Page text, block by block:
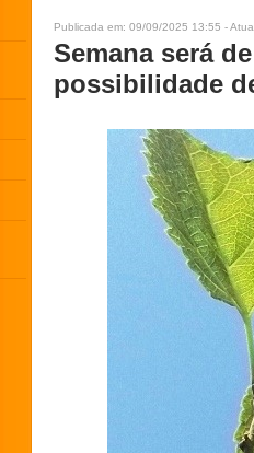
Publicada em: 09/09/2025 13:55 -
Semana será
possibilidade